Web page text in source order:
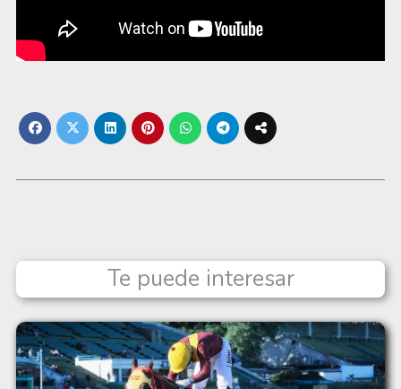
Te puede interesar